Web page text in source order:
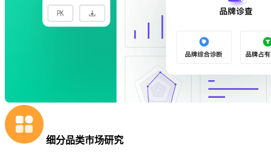
细分品类市场研究